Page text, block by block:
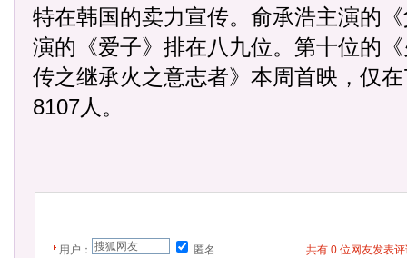
特在韩国的卖力宣传。俞承浩主演的
演的《爱子》排在八九位。第十位的
传之继承火之意志者》本周首映，仅
8107人。
用户： 匿名 共有 0 位网友发表